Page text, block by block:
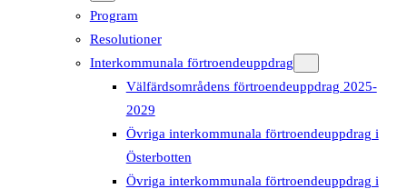
Program
Resolutioner
Interkommunala förtroendeuppdrag
Välfärdsområdens förtroendeuppdrag 2025-
2029
Övriga interkommunala förtroendeuppdrag i
Österbotten
Övriga interkommunala förtroendeuppdrag i